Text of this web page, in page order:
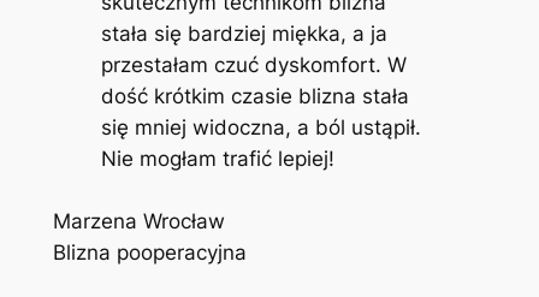
stała się bardziej miękka, a ja
przestałam czuć dyskomfort. W
dość krótkim czasie blizna stała
się mniej widoczna, a ból ustąpił.
Nie mogłam trafić lepiej!
Marzena Wrocław
Blizna pooperacyjna